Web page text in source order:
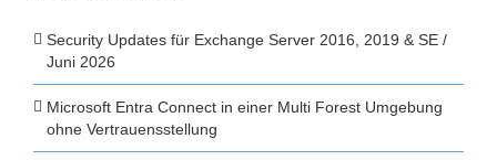
Security Updates für Exchange Server 2016, 2019 & SE /
Juni 2026
Microsoft Entra Connect in einer Multi Forest Umgebung
ohne Vertrauensstellung